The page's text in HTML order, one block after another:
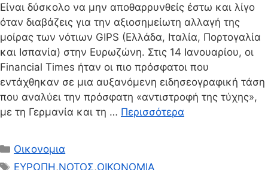
Είναι δύσκολο να μην αποθαρρυνθείς έστω και λίγο
όταν διαβάζεις για την αξιοσημείωτη αλλαγή της
μοίρας των νότιων GIPS (Ελλάδα, Ιταλία, Πορτογαλία
και Ισπανία) στην Ευρωζώνη. Στις 14 Ιανουαρίου, οι
Financial Times ήταν οι πιο πρόσφατοι που
εντάχθηκαν σε μια αυξανόμενη ειδησεογραφική τάση
που αναλύει την πρόσφατη «αντιστροφή της τύχης»,
με τη Γερμανία και τη … Περισσότερα
Κατηγορίες
Οικονομια
Ετικέτες
ΕΥΡΩΠΗ ,ΝΟΤΟΣ,ΟΙΚΟΝΟΜΙΑ